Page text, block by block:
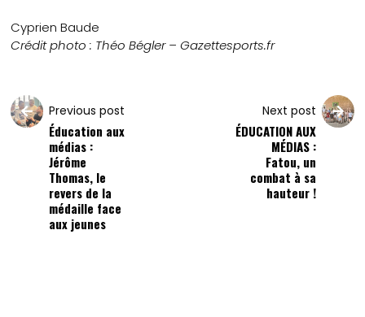
Cyprien Baude
Crédit photo : Théo Bégler – Gazettesports.fr
Previous post
Éducation aux
médias :
Jérôme
Thomas, le
revers de la
médaille face
aux jeunes
Next post
ÉDUCATION AUX
MÉDIAS :
Fatou, un
combat à sa
hauteur !